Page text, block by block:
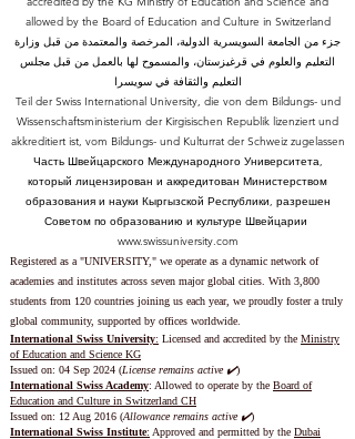
allowed by the Board of Education and Culture in Switzerland
جزء من الجامعة السويسرية الدولية، المرخصة والمعتمدة من قبل وزارة
التعليم والعلوم في قرغيزستان، والمسموح لها بالعمل من قبل مجلس
التعليم والثقافة في سويسرا
Teil der Swiss International University, die von dem Bildungs- und
Wissenschaftsministerium der Kirgisischen Republik lizenziert und
akkreditiert ist, vom Bildungs- und Kulturrat der Schweiz zugelassen
Часть Швейцарского Международного Университета,
который лицензирован и аккредитован Министерством
образования и науки Кыргызской Республики, разрешен
Советом по образованию и культуре Швейцарии
www.swissuniversity.com
Registered as a "UNIVERSITY," we operate as a dynamic network of
academies and institutes across seven major global cities. With 3,800
students from 120 countries joining us each year, we proudly foster a truly
global community, supported by offices worldwide.
International Swiss University: Licensed and accredited by the Ministry
of Education and Science KG
Issued on: 04 Sep 2024 (License remains active ✔️)
International Swiss Academy: Allowed to operate by the Board of
Education and Culture in Switzerland CH
Issued on: 12 Aug 2016 (Allowance remains active ✔️)
International Swiss Institute: Approved and permitted by the Dubai